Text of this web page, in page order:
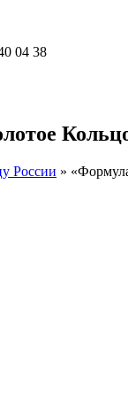
04 38
России »